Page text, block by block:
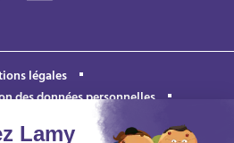
légales
des données personnelles
conforme